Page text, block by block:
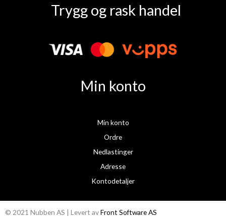
c
b
o
s
g
m
Trygg og rask handel
Min konto
Min konto
Ordre
Nedlastinger
Adresse
Kontodetaljer
© 2021 Nubben AS | Levert avFront Software AS